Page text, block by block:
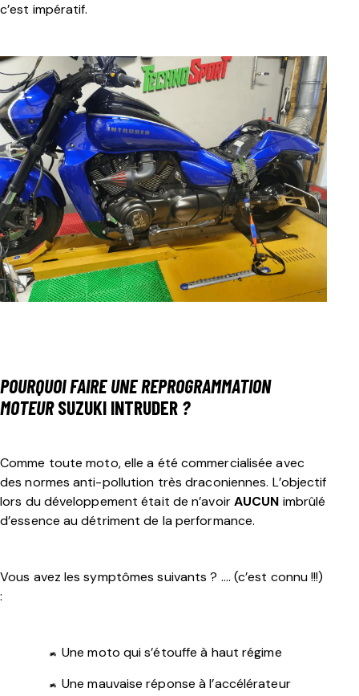
c’est impératif.
POURQUOI FAIRE UNE REPROGRAMMATION
MOTEURSUZUKI INTRUDER ?
Comme toute moto, elle a été commercialisée avec
des normes anti-pollution très draconiennes. L’objectif
lors du développement était de n’avoirAUCUN imbrûlé
d’essence au détriment de la performance.
Vous avez les symptômes suivants ? …. (c’est connu !!!)
:
Une moto qui s’étouffe à haut régime
Une mauvaise réponse à l’accélérateur